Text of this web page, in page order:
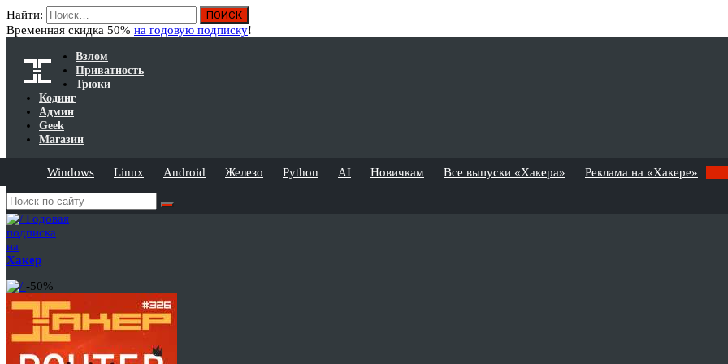
Найти:
Временная скидка 50% на годовую подписку!
Взлом
Приватность
Трюки
Кодинг
Админ
Geek
Магазин
Windows Linux Android Железо Python AI Новичкам Все выпуски «Хакера» Реклама на «Хакере»
Годовая
подписка
на
Хакер
-50%